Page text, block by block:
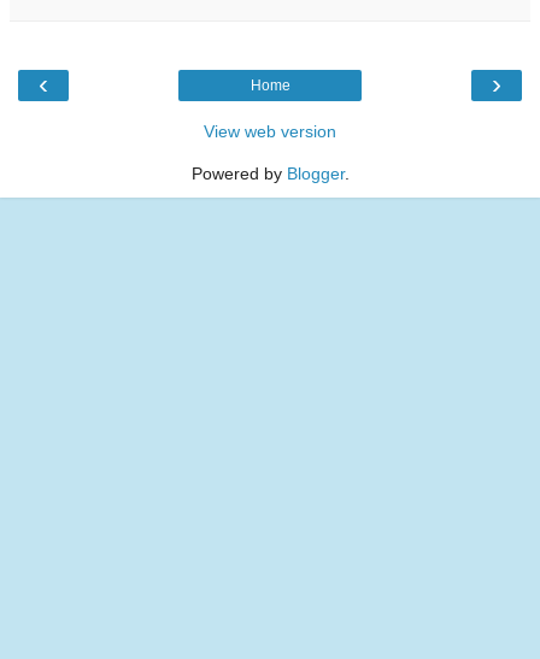
‹ ›
Home
View web version
Powered by Blogger.